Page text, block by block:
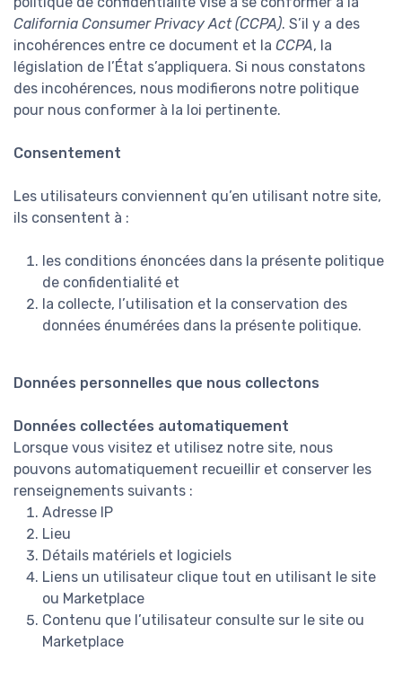
California Consumer Privacy Act (CCPA). S’il y a des
incohérences entre ce document et la CCPA, la
législation de l’État s’appliquera. Si nous constatons
des incohérences, nous modifierons notre politique
pour nous conformer à la loi pertinente.
Consentement
Les utilisateurs conviennent qu’en utilisant notre site,
ils consentent à :
les conditions énoncées dans la présente politique
de confidentialité et
la collecte, l’utilisation et la conservation des
données énumérées dans la présente politique.
Données personnelles que nous collectons
Données collectées automatiquement
Lorsque vous visitez et utilisez notre site, nous
pouvons automatiquement recueillir et conserver les
renseignements suivants :
Adresse IP
Lieu
Détails matériels et logiciels
Liens un utilisateur clique tout en utilisant le site
ou Marketplace
Contenu que l’utilisateur consulte sur le site ou
Marketplace